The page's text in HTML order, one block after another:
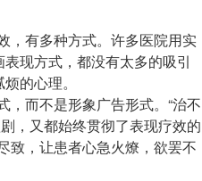
有多种方式。许多医院用实
现方式，都没有太多的吸引
的心理。
而不是形象广告形式。“治不
，又都始终贯彻了表现疗效的
致，让患者心急火燎，欲罢不